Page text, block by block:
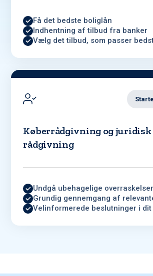
Få det bedste boliglån
Indhentning af tilbud fra banker
Vælg det tilbud, som passer
Køberrådgivning og juridisk
rådgivning
Undgå ubehagelige overraskelser
Grundig gennemgang af
Velinformerede beslutninger i dit